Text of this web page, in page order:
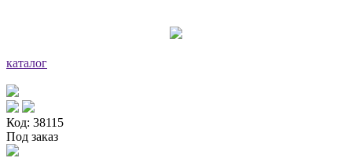
каталог
Код: 38115
Под заказ